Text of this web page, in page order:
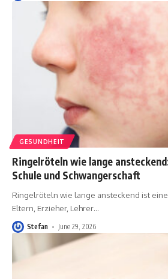
GESUNDHEIT
Ringelröteln wie lange
Schule und Schwangerschaft
Ringelröteln wie lange ansteckend ist
Eltern, Erzieher, Lehrer…
Stefan June 29, 2026